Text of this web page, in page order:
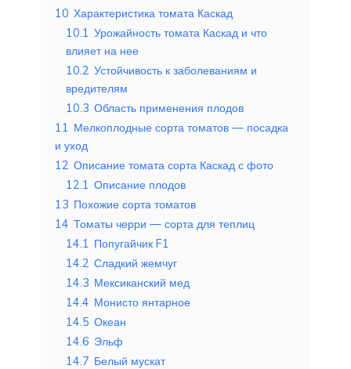
10 Характеристика томата Каскад
10.1 Урожайность томата Каскад и что
влияет на нее
10.2 Устойчивость к заболеваниям и
вредителям
10.3 Область применения плодов
11 Мелкоплодные сорта томатов — посадка
и уход
12 Описание томата сорта Каскад с фото
12.1 Описание плодов
13 Похожие сорта томатов
14 Томаты черри — сорта для теплиц
14.1 Попугайчик F1
14.2 Сладкий жемчуг
14.3 Мексиканский мед
14.4 Монисто янтарное
14.5 Океан
14.6 Эльф
14.7 Белый мускат